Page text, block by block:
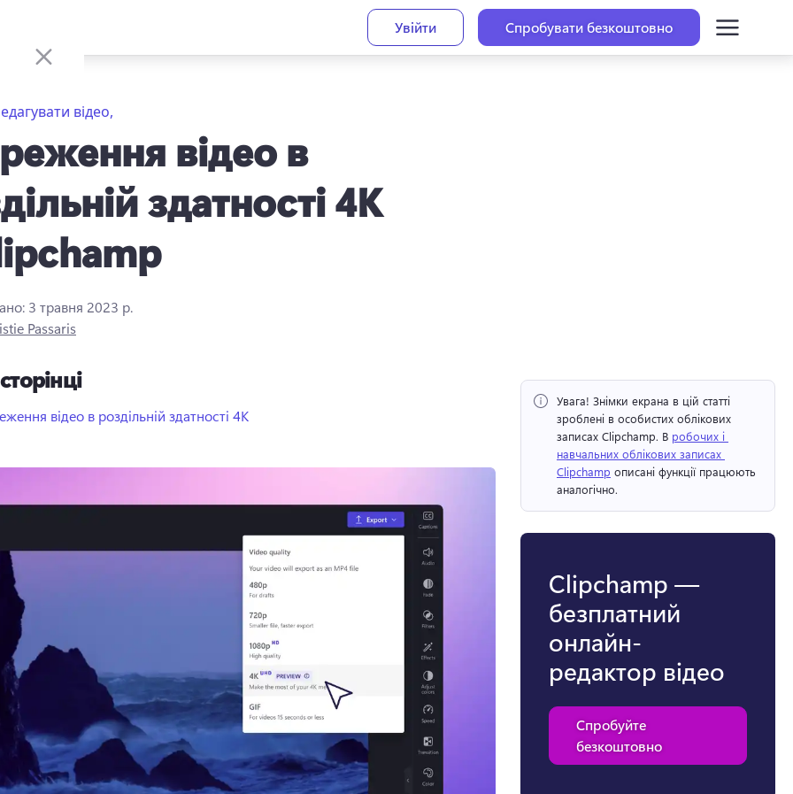
Увійти Спробувати безкоштовно
відео,
відео в
здатності 4K
3 травня 2023 р.
Passaris
відео в роздільній здатності 4K
Увага! Знімки екрана в цій статті
зроблені в особистих облікових
записах Clipchamp. В робочих і
навчальних облікових записах
Clipchamp описані функції працюють
аналогічно.
Clipchamp —
безплатний
онлайн-
редактор відео
Спробуйте
безкоштовно